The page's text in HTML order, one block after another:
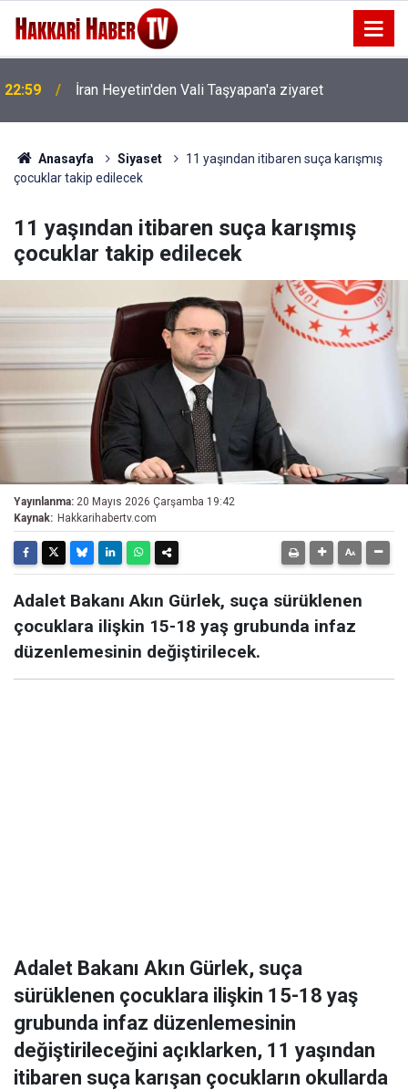
22:53 İran Sınırında 7 Kilo 720 Gram Eroin ele geçirildi
Anasayfa Siyaset
11 yaşından itibaren suça karışmış
çocuklar takip edilecek
11 yaşından itibaren suça karışmış
çocuklar takip edilecek
Yayınlanma: 20 Mayıs 2026 Çarşamba 19:42
Kaynak: Hakkarihabertv.com
Adalet Bakanı Akın Gürlek, suça sürüklenen
çocuklara ilişkin 15-18 yaş grubunda infaz
düzenlemesinin değiştirilecek.
Adalet Bakanı Akın Gürlek, suça
sürüklenen çocuklara ilişkin 15-18 yaş
grubunda infaz düzenlemesinin
değiştirileceğini açıklarken, 11 yaşından
itibaren suça karışan çocukların okullarda